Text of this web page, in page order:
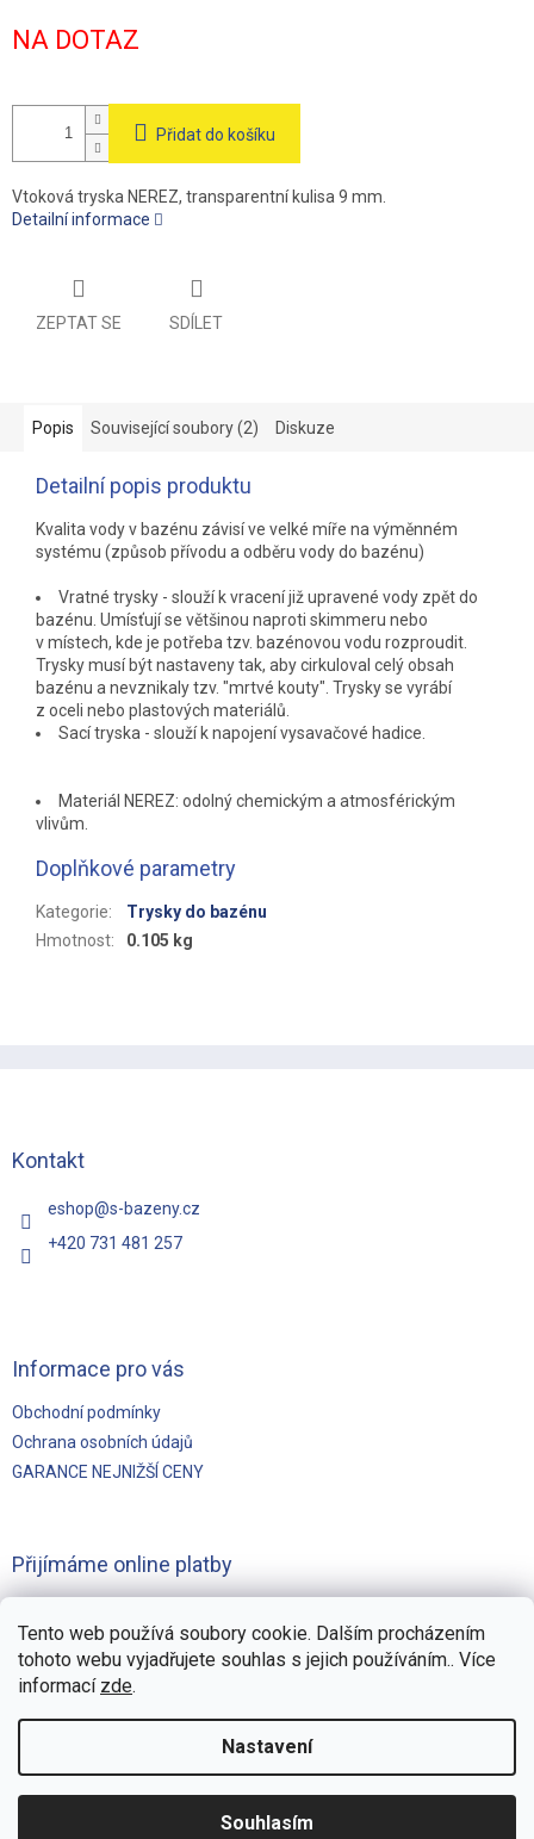
Tento web používá soubory cookie. Dalším procházením
tohoto webu vyjadřujete souhlas s jejich používáním.. Více
informací zde.
Nastavení
Souhlasím
cena:
NA DOTAZ
Přidat do košíku
Vtoková tryska NEREZ, transparentní kulisa 9 mm.
Detailní informace
ZEPTAT SE SDÍLET
Popis Související soubory (2) Diskuze
Detailní popis produktu
Kvalita vody v bazénu závisí ve velké míře na výměnném
systému (způsob přívodu a odběru vody do bazénu)
Vratné trysky - slouží k vracení již upravené vody zpět do
bazénu. Umísťují se většinou naproti skimmeru nebo
v místech, kde je potřeba tzv. bazénovou vodu rozproudit.
Trysky musí být nastaveny tak, aby cirkuloval celý obsah
bazénu a nevznikaly tzv. "mrtvé kouty". Trysky se vyrábí
z oceli nebo plastových materiálů.
Sací tryska - slouží k napojení vysavačové hadice.
Materiál NEREZ: odolný chemickým a atmosférickým
vlivům.
Doplňkové parametry
Kategorie:
Trysky do bazénu
Hmotnost: 0.105 kg
Kontakt
eshop@s-bazeny.cz
+420 731 481 257
Informace pro vás
Obchodní podmínky
Ochrana osobních údajů
GARANCE NEJNIŽŠÍ CENY
Přijímáme online platby
vyhrazena.